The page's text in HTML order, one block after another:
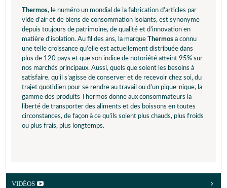
Thermos, le numéro un mondial de la fabrication d’articles par
vide d’air et de biens de consommation isolants, est synonyme
depuis toujours de patrimoine, de qualité et d’innovation en
matière d’isolation. Au fil des ans, la marque Thermos a connu
une telle croissance qu’elle est actuellement distribuée dans
plus de 120 pays et que son indice de notoriété atteint 95% sur
nos marchés principaux. Aussi, quels que soient les besoins à
satisfaire, qu’il s’agisse de conserver et de recevoir chez soi, du
trajet quotidien pour se rendre au travail ou d’un pique-nique, la
gamme des produits Thermos donne aux consommateurs la
liberté de transporter des aliments et des boissons en toutes
circonstances, de façon à ce qu’ils soient plus chauds, plus froids
ou plus frais, plus longtemps.
VIDÉOS